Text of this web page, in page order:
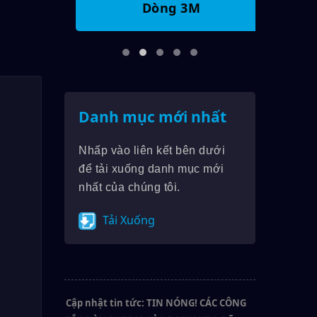
Dòng 3M
Danh mục mới nhất
Nhấp vào liên kết bên dưới
để tải xuống danh mục mới
nhất của chúng tôi.
Tải Xuống
Cập nhật tin tức: TIN NÓNG! CÁC CÔNG